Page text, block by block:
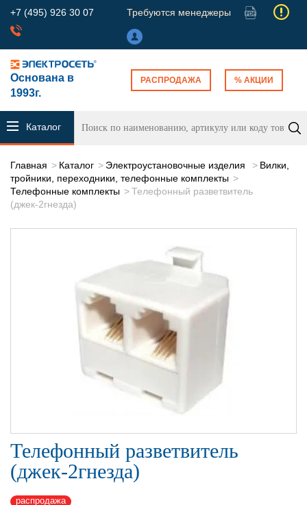
+7 (495) 926 30 07 Требуются менеджеры
Основана в
1993г.
РАСПРОДАЖА % АКЦИИ
Каталог
Главная Каталог Электроустановочные изделия
Вилки,
тройники, переходники, телефонные комплекты
Телефонные комплекты
Телефонный разветвитель
(джек-2гнезда)
Телефонный разветвитель
(джек-2гнезда)
распродажа